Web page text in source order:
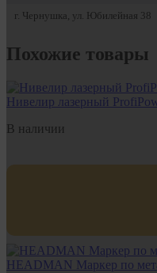
г. Чернушка, ул. Юбилейная 38
Похожие товары
Нивелир лазерный
В наличии
HEADMAN Маркер по